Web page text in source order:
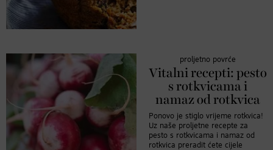
proljetno povrće
Vitalni recepti: pesto
s rotkvicama i
namaz od rotkvica
Ponovo je stiglo vrijeme rotkvica!
Uz naše proljetne recepte za
pesto s rotkvicama i namaz od
rotkvica preradit ćete cijele